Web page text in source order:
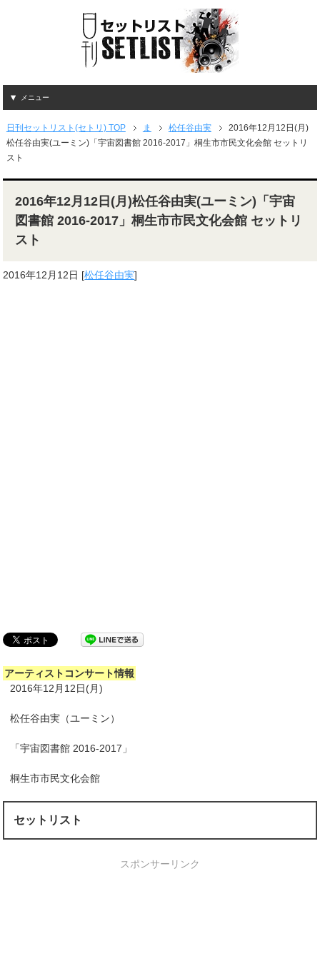
メニュー
日刊セットリスト(セトリ) TOP ま 松任谷由実
2016年12月12日(月)
松任谷由実(ユーミン)「宇宙図書館 2016-2017」桐生市市民文化会館 セットリ
スト
2016年12月12日(月)松任谷由実(ユーミン)「宇宙
図書館 2016-2017」桐生市市民文化会館 セットリ
スト
2016年12月12日 [松任谷由実]
アーティストコンサート情報
2016年12月12日(月)
松任谷由実（ユーミン）
「宇宙図書館 2016-2017」
桐生市市民文化会館
セットリスト
スポンサーリンク